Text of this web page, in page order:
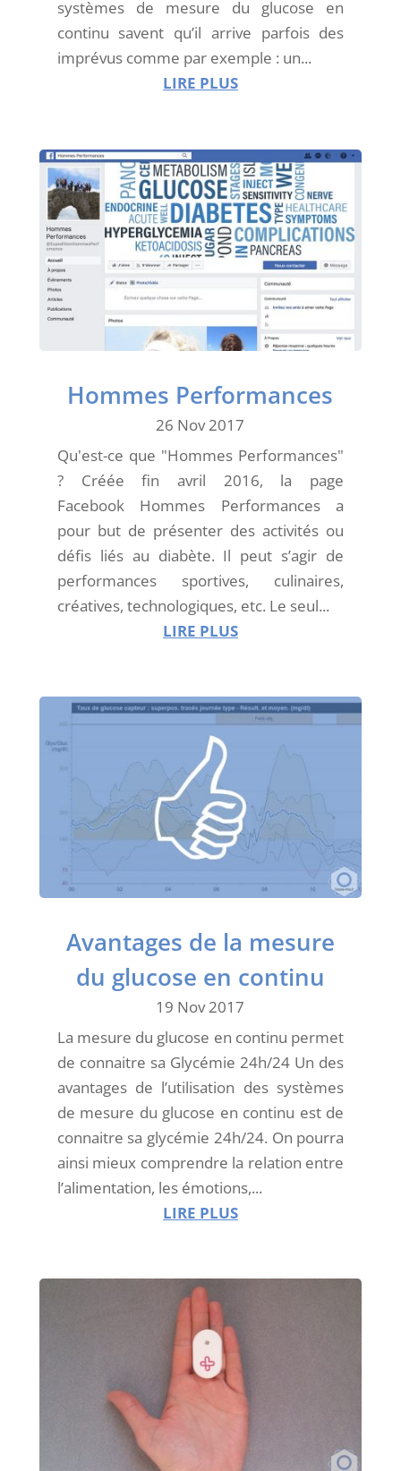
systèmes de mesure du glucose en
continu savent qu’il arrive parfois des
imprévus comme par exemple : un...
LIRE PLUS
Hommes Performances
26 Nov 2017
Qu'est-ce que "Hommes Performances"
? Créée fin avril 2016, la page
Facebook Hommes Performances a
pour but de présenter des activités ou
défis liés au diabète. Il peut s’agir de
performances sportives, culinaires,
créatives, technologiques, etc. Le seul...
LIRE PLUS
Avantages de la mesure
du glucose en continu
19 Nov 2017
La mesure du glucose en continu permet
de connaitre sa Glycémie 24h/24 Un des
avantages de l’utilisation des systèmes
de mesure du glucose en continu est de
connaitre sa glycémie 24h/24. On pourra
ainsi mieux comprendre la relation entre
l’alimentation, les émotions,...
LIRE PLUS